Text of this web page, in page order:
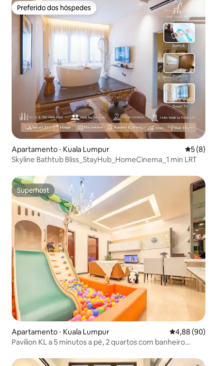
Preferido dos hóspedes
Preferido dos hóspedes
Apartamento ⋅ Kuala Lumpur 5 de
5 (8)
Skyline Bathtub Bliss_StayHub_HomeCinema_1 min LRT
Superhost
Superhost
Apartamento ⋅ Kuala Lumpur 4,88 de uma
4,88 (90)
Pavilion KL a 5 minutos a pé, 2 quartos com banheiro